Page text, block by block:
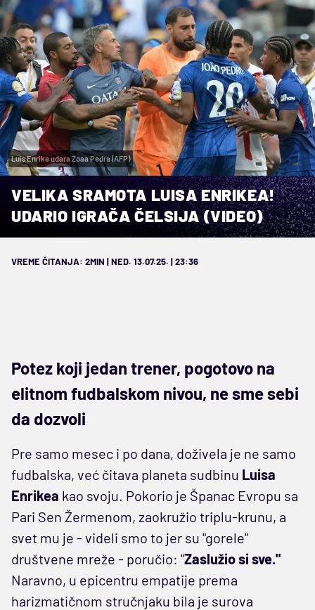
Luis Enrike udara Žoaa Pedra (AFP)
VELIKA SRAMOTA LUISA ENRIKEA!
UDARIO IGRAČA ČELSIJA (VIDEO)
VREME ČITANJA: 2MIN | NED. 13.07.25. | 23:36
Potez koji jedan trener, pogotovo na
elitnom fudbalskom nivou, ne sme sebi
da dozvoli
Pre samo mesec i po dana, doživela je ne samo
fudbalska, već čitava planeta sudbinu Luisa
Enrikea kao svoju. Pokorio je Španac Evropu sa
Pari Sen Žermenom, zaokružio triplu-krunu, a
svet mu je - videli smo to jer su "gorele"
društvene mreže - poručio: "Zaslužio si sve."
Naravno, u epicentru empatije prema
harizmatičnom stručnjaku bila je surova